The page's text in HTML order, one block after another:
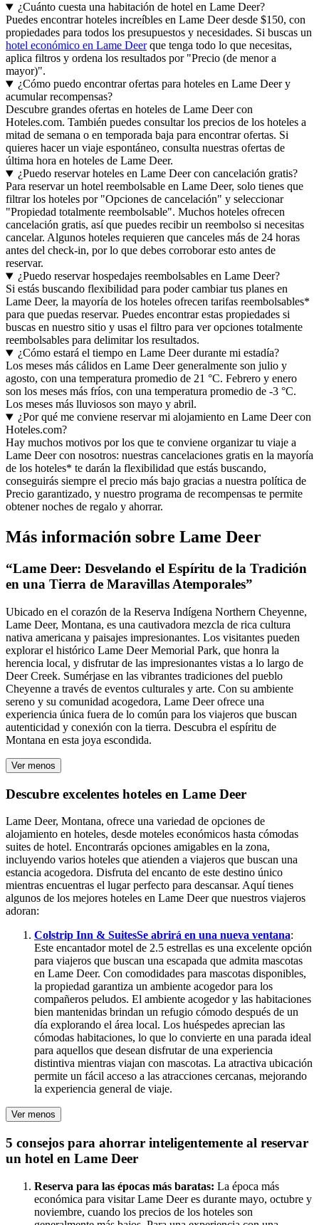
¿Cuánto cuesta una habitación de hotel en Lame Deer?
Puedes encontrar hoteles increíbles en Lame Deer desde $150, con
propiedades para todos los presupuestos y necesidades. Si buscas un
hotel económico en Lame Deerque tenga todo lo que necesitas,
aplica filtros y ordena los resultados por "Precio (de menor a
mayor)".
¿Cómo puedo encontrar ofertas para hoteles en Lame Deer y
acumular recompensas?
Descubre grandes ofertas en hoteles de Lame Deer con
Hoteles.com. También puedes consultar los precios de los hoteles a
mitad de semana o en temporada baja para encontrar ofertas. Si
quieres hacer un viaje espontáneo, consulta nuestras ofertas de
última hora en hoteles de Lame Deer.
¿Puedo reservar hoteles en Lame Deer con cancelación gratis?
Para reservar un hotel reembolsable en Lame Deer, solo tienes que
filtrar los hoteles por "Opciones de cancelación" y seleccionar
"Propiedad totalmente reembolsable". Muchos hoteles ofrecen
cancelación gratis, así que puedes recibir un reembolso si necesitas
cancelar. Algunos hoteles requieren que canceles más de 24 horas
antes del check-in, por lo que debes corroborar esto antes de
reservar.
¿Puedo reservar hospedajes reembolsables en Lame Deer?
Si estás buscando flexibilidad para poder cambiar tus planes en
Lame Deer, la mayoría de los hoteles ofrecen tarifas reembolsables*
para que puedas reservar. Puedes encontrar estas propiedades si
buscas en nuestro sitio y usas el filtro para ver opciones totalmente
reembolsables para delimitar los resultados.
¿Cómo estará el tiempo en Lame Deer durante mi estadía?
Los meses más cálidos en Lame Deer generalmente son julio y
agosto, con una temperatura promedio de 21 °C. Febrero y enero
son los meses más fríos, con una temperatura promedio de -3 °C.
Los meses más lluviosos son mayo y abril.
¿Por qué me conviene reservar mi alojamiento en Lame Deer con
Hoteles.com?
Hay muchos motivos por los que te conviene organizar tu viaje a
Lame Deer con nosotros: nuestras cancelaciones gratis en la mayoría
de los hoteles* te darán la flexibilidad que estás buscando,
conseguirás siempre el precio más bajo gracias a nuestra política de
Precio garantizado, y nuestro programa de recompensas te permite
obtener noches de regalo y ahorrar.
Más información sobre Lame Deer
“Lame Deer: Desvelando el Espíritu de la Tradición
en una Tierra de Maravillas Atemporales”
Ubicado en el corazón de la Reserva Indígena Northern Cheyenne,
Lame Deer, Montana, es una cautivadora mezcla de rica cultura
nativa americana y paisajes impresionantes. Los visitantes pueden
explorar el histórico Lame Deer Memorial Park, que honra la
herencia local, y disfrutar de las impresionantes vistas a lo largo de
Deer Creek. Sumérjase en las vibrantes tradiciones del pueblo
Cheyenne a través de eventos culturales y arte. Con su ambiente
sereno y su comunidad acogedora, Lame Deer ofrece una
experiencia única fuera de lo común para los viajeros que buscan
autenticidad y conexión con la tierra. Descubra el espíritu de
Montana en esta joya escondida.
Ver menos
Descubre excelentes hoteles en Lame Deer
Lame Deer, Montana, ofrece una variedad de opciones de
alojamiento en hoteles, desde moteles económicos hasta cómodas
suites de hotel. Encontrarás opciones amigables en la zona,
incluyendo varios hoteles que atienden a viajeros que buscan una
estancia acogedora. Disfruta del encanto de este destino único
mientras encuentras el lugar perfecto para descansar. Aquí tienes
algunos de los mejores hoteles en Lame Deer que nuestros viajeros
adoran:
Colstrip Inn & SuitesSe abrirá en una nueva ventana:
Este encantador motel de 2.5 estrellas es una excelente opción
para viajeros que buscan una escapada que admita mascotas
en Lame Deer. Con comodidades para mascotas disponibles,
la propiedad garantiza un ambiente acogedor para los
compañeros peludos. El ambiente acogedor y las habitaciones
bien mantenidas brindan un refugio cómodo después de un
día explorando el área local. Los huéspedes aprecian las
cómodas habitaciones, lo que lo convierte en una parada ideal
para aquellos que desean disfrutar de una experiencia
distintiva mientras viajan con mascotas. La atractiva ubicación
permite un fácil acceso a las atracciones cercanas, mejorando
la experiencia general de viaje.
Ver menos
5 consejos para ahorrar inteligentemente al reservar
un hotel en Lame Deer
Reserva para las épocas más baratas: La época más
económica para visitar Lame Deer es durante mayo, octubre y
noviembre, cuando los precios de los hoteles son